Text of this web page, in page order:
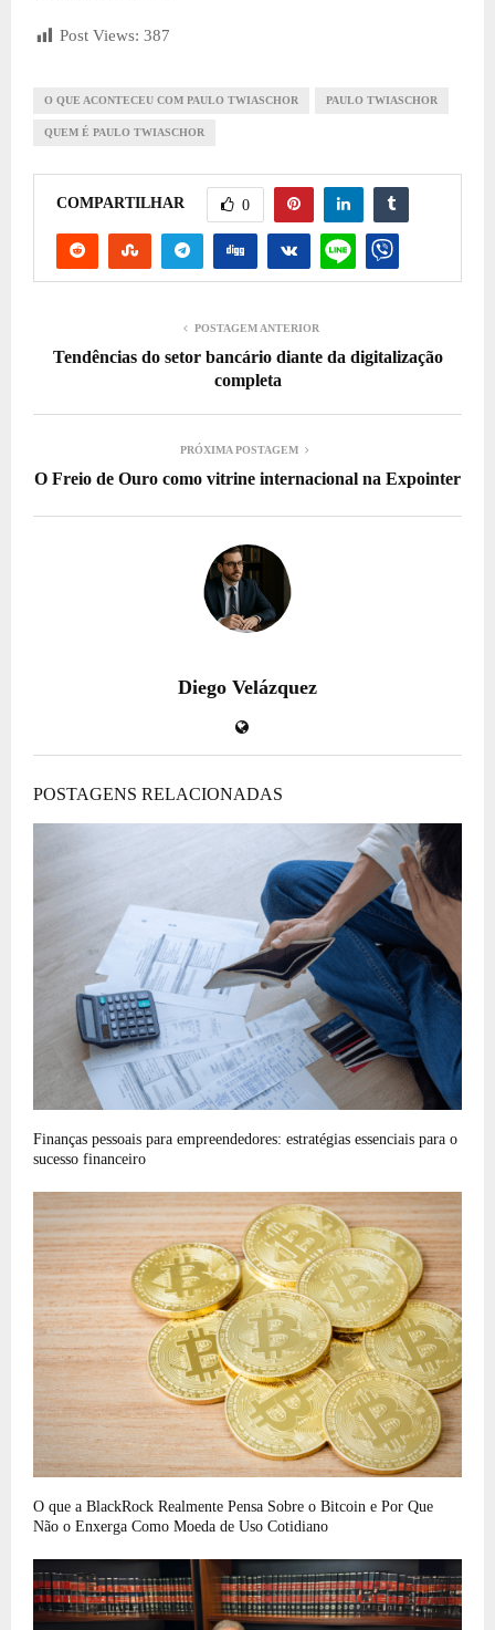
Post Views: 387
O QUE ACONTECEU COM PAULO TWIASCHOR PAULO TWIASCHOR
QUEM É PAULO TWIASCHOR
COMPARTILHAR 0
POSTAGEM ANTERIOR
Tendências do setor bancário diante da digitalização
completa
PRÓXIMA POSTAGEM
O Freio de Ouro como vitrine internacional na Expointer
Diego Velázquez
POSTAGENS RELACIONADAS
Finanças pessoais para empreendedores: estratégias essenciais para o
sucesso financeiro
O que a BlackRock Realmente Pensa Sobre o Bitcoin e Por Que
Não o Enxerga Como Moeda de Uso Cotidiano